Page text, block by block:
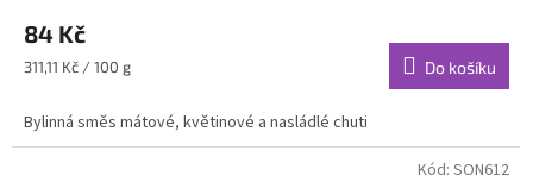
84 Kč
Měrná
311,11 Kč / 100 g Do košíku
Bylinná směs mátové, květinové a nasládlé chuti
Kód: SON612